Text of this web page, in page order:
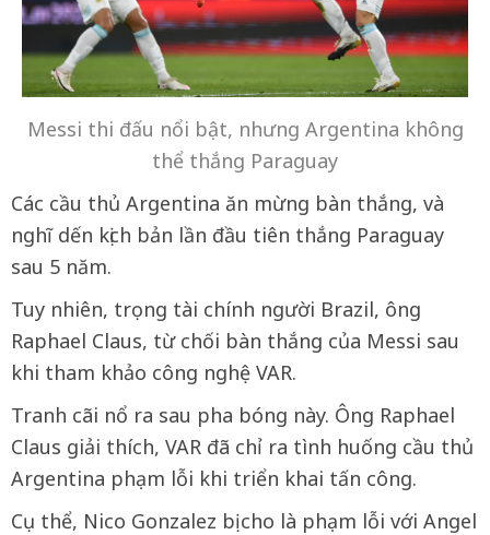
Messi thi đấu nổi bật, nhưng Argentina không
thể thắng Paraguay
Các cầu thủ Argentina ăn mừng bàn thắng, và
nghĩ dến kịch bản lần đầu tiên thắng Paraguay
sau 5 năm.
Tuy nhiên, trọng tài chính người Brazil, ông
Raphael Claus, từ chối bàn thắng của Messi sau
khi tham khảo công nghệ VAR.
Tranh cãi nổ ra sau pha bóng này. Ông Raphael
Claus giải thích, VAR đã chỉ ra tình huống cầu thủ
Argentina phạm lỗi khi triển khai tấn công.
Cụ thể, Nico Gonzalez bị cho là phạm lỗi với Angel